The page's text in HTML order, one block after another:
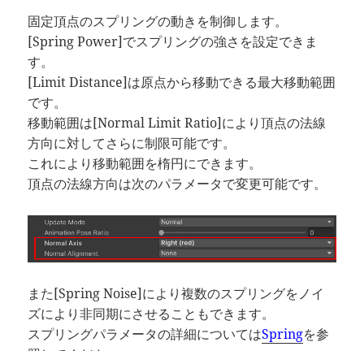
固定頂点のスプリングの動きを制御します。
[Spring Power]でスプリングの強さを設定できま
す。
[Limit Distance]は原点から移動できる最大移動範囲
です。
移動範囲は[Normal Limit Ratio]により頂点の法線
方向に対してさらに制限可能です。
これにより移動範囲を楕円にできます。
頂点の法線方向は次のパラメータで変更可能です。
また[Spring Noise]により複数のスプリングをノイ
ズにより非同期にさせることもできます。
スプリングパラメータの詳細についてはSpringを参